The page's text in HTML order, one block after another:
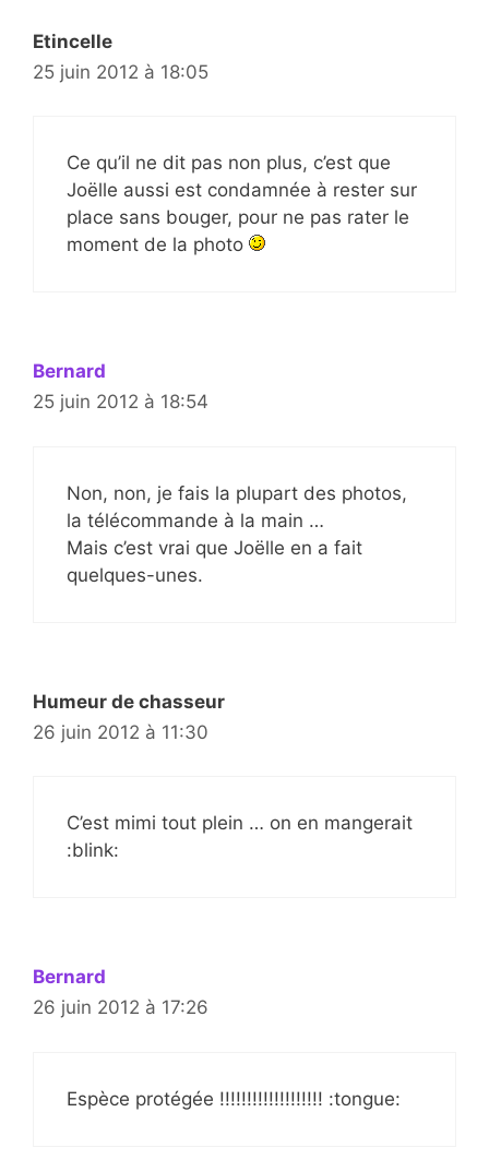
Etincelle
25 juin 2012 à 18:05
Ce qu’il ne dit pas non plus, c’est que
Joëlle aussi est condamnée à rester sur
place sans bouger, pour ne pas rater le
moment de la photo
Bernard
25 juin 2012 à 18:54
Non, non, je fais la plupart des photos,
la télécommande à la main …
Mais c’est vrai que Joëlle en a fait
quelques-unes.
Humeur de chasseur
26 juin 2012 à 11:30
C’est mimi tout plein … on en mangerait
:blink:
Bernard
26 juin 2012 à 17:26
Espèce protégée !!!!!!!!!!!!!!!!!!! :tongue: